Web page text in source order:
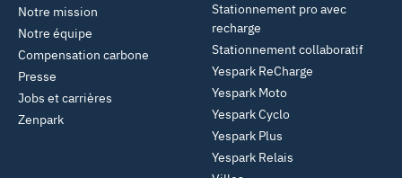
Notre mission
Notre équipe
Compensation carbone
Presse
Jobs et carrières
Zenpark
Stationnement pro avec
recharge
Stationnement collaboratif
Yespark ReCharge
Yespark Moto
Yespark Cyclo
Yespark Plus
Yespark Relais